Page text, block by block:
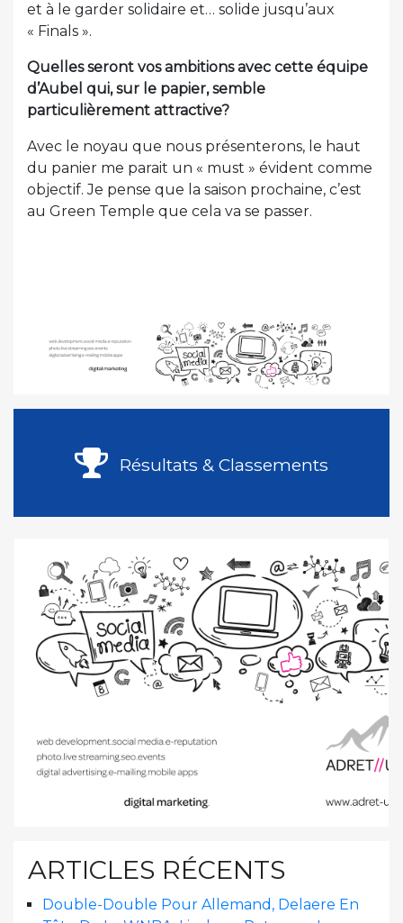
et à le garder solidaire et… solide jusqu’aux
« Finals ».
Quelles seront vos ambitions avec cette équipe
d’Aubel qui, sur le papier, semble
particulièrement attractive?
Avec le noyau que nous présenterons, le haut
du panier me parait un « must » évident comme
objectif. Je pense que la saison prochaine, c’est
au Green Temple que cela va se passer.
Résultats & Classements
ARTICLES RÉCENTS
Double-Double Pour Allemand, Delaere En